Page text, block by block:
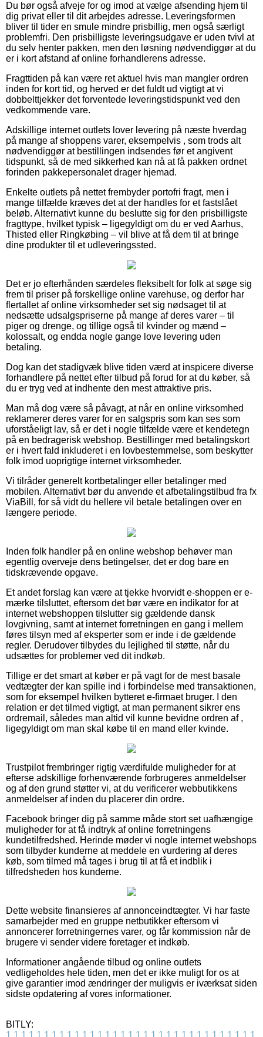
Du bør også afveje for og imod at vælge afsending hjem til
dig privat eller til dit arbejdes adresse. Leveringsformen
bliver til tider en smule mindre prisbillig, men også særligt
problemfri. Den prisbilligste leveringsudgave er uden tvivl at
du selv henter pakken, men den løsning nødvendiggør at du
er i kort afstand af online forhandlerens adresse.
Fragttiden på kan være ret aktuel hvis man mangler ordren
inden for kort tid, og herved er det fuldt ud vigtigt at vi
dobbelttjekker det forventede leveringstidspunkt ved den
vedkommende vare.
Adskillige internet outlets lover levering på næste hverdag
på mange af shoppens varer, eksempelvis , som trods alt
nødvendiggør at bestillingen indsendes før et angivent
tidspunkt, så de med sikkerhed kan nå at få pakken ordnet
forinden pakkepersonalet drager hjemad.
Enkelte outlets på nettet frembyder portofri fragt, men i
mange tilfælde kræves det at der handles for et fastslået
beløb. Alternativt kunne du beslutte sig for den prisbilligste
fragttype, hvilket typisk – ligegyldigt om du er ved Aarhus,
Thisted eller Ringkøbing – vil blive at få dem til at bringe
dine produkter til et udleveringssted.
Det er jo efterhånden særdeles fleksibelt for folk at søge sig
frem til priser på forskellige online varehuse, og derfor har
flertallet af online virksomheder set sig nødsaget til at
nedsætte udsalgspriserne på mange af deres varer – til
piger og drenge, og tillige også til kvinder og mænd –
kolossalt, og endda nogle gange love levering uden
betaling.
Dog kan det stadigvæk blive tiden værd at inspicere diverse
forhandlere på nettet efter tilbud på forud for at du køber, så
du er tryg ved at indhente den mest attraktive pris.
Man må dog være så påvagt, at når en online virksomhed
reklamerer deres varer for en salgspris som kan ses som
uforståeligt lav, så er det i nogle tilfælde være et kendetegn
på en bedragerisk webshop. Bestillinger med betalingskort
er i hvert fald inkluderet i en lovbestemmelse, som beskytter
folk imod uoprigtige internet virksomheder.
Vi tilråder generelt kortbetalinger eller betalinger med
mobilen. Alternativt bør du anvende et afbetalingstilbud fra fx
ViaBill, for så vidt du hellere vil betale betalingen over en
længere periode.
Inden folk handler på en online webshop behøver man
egentlig overveje dens betingelser, det er dog bare en
tidskrævende opgave.
Et andet forslag kan være at tjekke hvorvidt e-shoppen er e-
mærke tilsluttet, eftersom det bør være en indikator for at
internet webshoppen tilslutter sig gældende dansk
lovgivning, samt at internet forretningen en gang i mellem
føres tilsyn med af eksperter som er inde i de gældende
regler. Derudover tilbydes du lejlighed til støtte, når du
udsættes for problemer ved dit indkøb.
Tillige er det smart at køber er på vagt for de mest basale
vedtægter der kan spille ind i forbindelse med transaktionen,
som for eksempel hvilken bytteret e-firmaet bruger. I den
relation er det tilmed vigtigt, at man permanent sikrer ens
ordremail, således man altid vil kunne bevidne ordren af ,
ligegyldigt om man skal købe til en mand eller kvinde.
Trustpilot frembringer rigtig værdifulde muligheder for at
efterse adskillige forhenværende forbrugeres anmeldelser
og af den grund støtter vi, at du verificerer webbutikkens
anmeldelser af inden du placerer din ordre.
Facebook bringer dig på samme måde stort set uafhængige
muligheder for at få indtryk af online forretningens
kundetilfredshed. Herinde møder vi nogle internet webshops
som tilbyder kunderne at meddele en vurdering af deres
køb, som tilmed må tages i brug til at få et indblik i
tilfredsheden hos kunderne.
Dette website finansieres af annonceindtægter. Vi har faste
samarbejder med en gruppe netbutikker eftersom vi
annoncerer forretningernes varer, og får kommission når de
brugere vi sender videre foretager et indkøb.
Informationer angående tilbud og online outlets
vedligeholdes hele tiden, men det er ikke muligt for os at
give garantier imod ændringer der muligvis er iværksat siden
sidste opdatering af vores informationer.
BITLY: